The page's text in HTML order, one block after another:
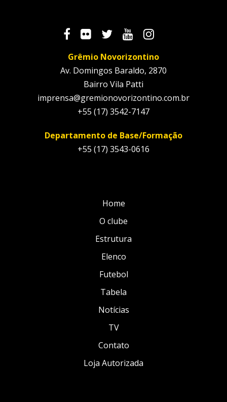
Grêmio Novorizontino
Av. Domingos Baraldo, 2870
Bairro Vila Patti
imprensa@gremionovorizontino.com.br
+55 (17) 3542-7147
Departamento de Base/Formação
+55 (17) 3543-0616
Home
O clube
Estrutura
Elenco
Futebol
Tabela
Notícias
TV
Contato
Loja Autorizada